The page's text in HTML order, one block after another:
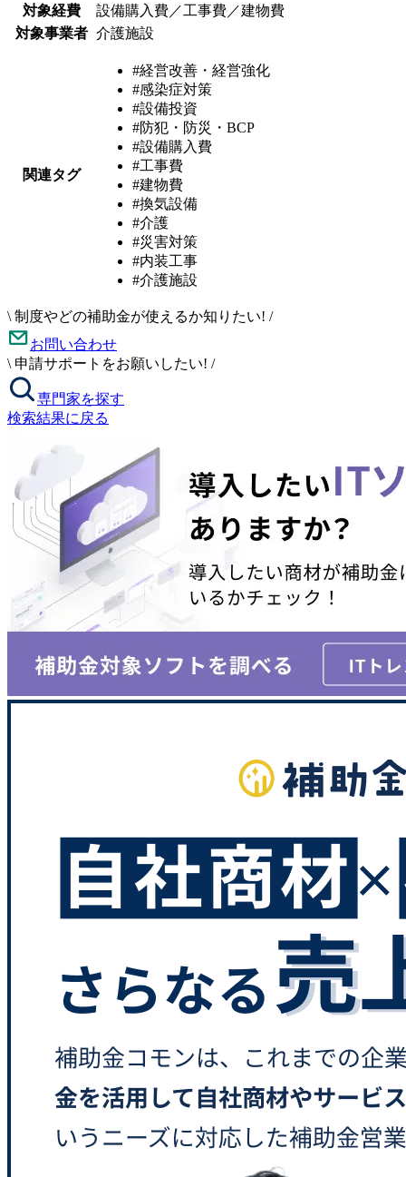
対象経費
設備購入費／工事費／建物費
対象事業者 介護施設
関連タグ
#経営改善・経営強化
#感染症対策
#設備投資
#防犯・防災・BCP
#設備購入費
#工事費
#建物費
#換気設備
#介護
#災害対策
#内装工事
#介護施設
\ 制度やどの補助金が使えるか知りたい! /
お問い合わせ
\ 申請サポートをお願いしたい! /
専門家を探す
検索結果に戻る